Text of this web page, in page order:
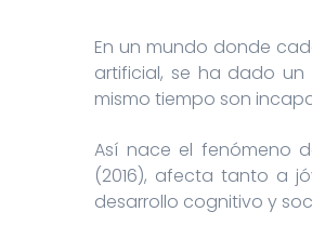
En un mundo donde
artificial, se ha dado
mismo tiempo son
Así nace el fenómeno
(2016), afecta tanto a
desarrollo cognitivo y